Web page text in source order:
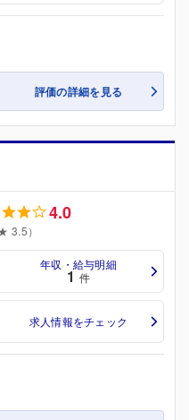
評価の詳細を見る
4.0
3.5）
年収・給与明細
1 件
求人情報をチェック